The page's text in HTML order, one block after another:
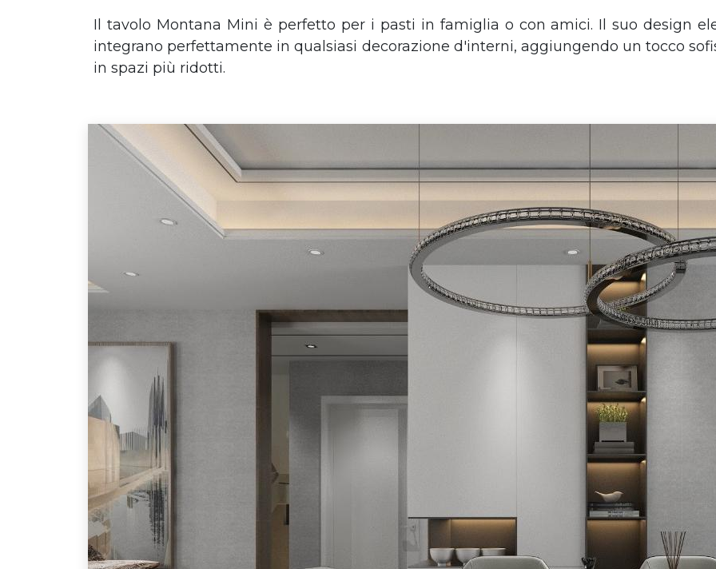
Il tavolo Montana Mini è perfetto per i pasti in famiglia o con amici. Il suo design
integrano perfettamente in qualsiasi decorazione d'interni, aggiungendo un tocco
in spazi più ridotti.